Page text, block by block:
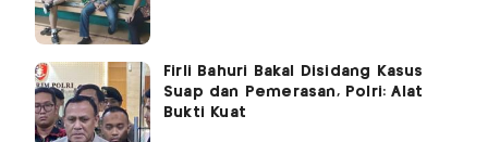
Firli Bahuri Bakal Disidang Kasus
Suap dan Pemerasan, Polri: Alat
Bukti Kuat